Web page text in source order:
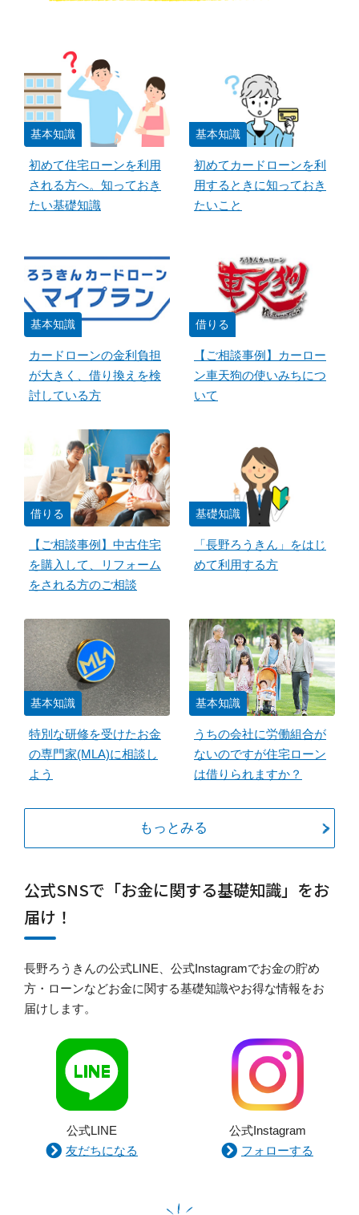
基本知識
初めて住宅ローンを利用
される方へ。知っておき
たい基礎知識
基本知識
初めてカードローンを利
用するときに知っておき
たいこと
基本知識
カードローンの金利負担
が大きく、借り換えを検
討している方
借りる
【ご相談事例】カーロー
ン車天狗の使いみちにつ
いて
借りる
【ご相談事例】中古住宅
を購入して、リフォーム
をされる方のご相談
基礎知識
「長野ろうきん」をはじ
めて利用する方
基本知識
特別な研修を受けたお金
の専門家(MLA)に相談し
よう
基本知識
うちの会社に労働組合が
ないのですが住宅ローン
は借りられますか？
もっとみる
公式SNSで「お金に関する基礎知識」をお
届け！
長野ろうきんの公式LINE、公式Instagramでお金の貯め
方・ローンなどお金に関する基礎知識やお得な情報をお
届けします。
公式LINE
友だちになる
公式Instagram
フォローする